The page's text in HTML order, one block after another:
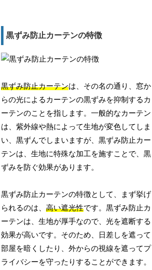
黒ずみ防止カーテンの特徴
黒ずみ防止カーテンは、その名の通り、窓か
らの光によるカーテンの黒ずみを抑制するカ
ーテンのことを指します。一般的なカーテン
は、紫外線や熱によって生地が変色してしま
い、黒ずんでしまいますが、黒ずみ防止カー
テンは、生地に特殊な加工を施すことで、黒
ずみを防ぐ効果があります。
黒ずみ防止カーテンの特徴として、まず挙げ
られるのは、高い遮光性です。黒ずみ防止カ
ーテンは、生地が厚手なので、光を遮断する
効果が高いです。そのため、日差しを遮って
部屋を暗くしたり、外からの視線を遮ってプ
ライバシーを守ったりすることができます。